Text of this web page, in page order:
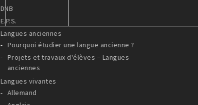
DNB
E.P.S.
Langues anciennes
Pourquoi étudier une langue ancienne ?
Projets et travaux d'élèves – Langues
anciennes
Langues vivantes
Allemand